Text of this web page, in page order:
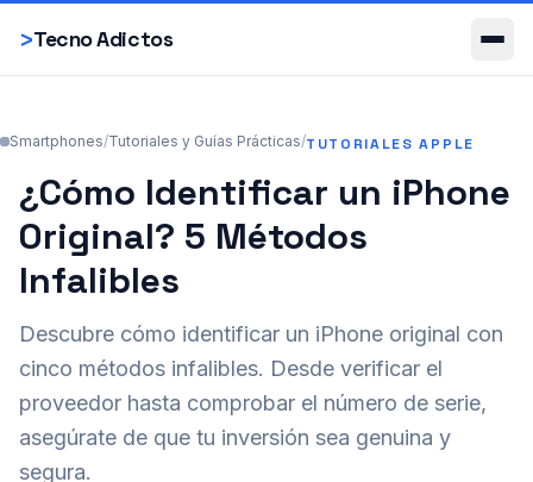
>Tecno Adictos
Smartphones
Smartphones/Tutoriales y Guías Prácticas/TUTORIALES APPLE
¿Cómo Identificar un iPhone
Original? 5 Métodos
Infalibles
Descubre cómo identificar un iPhone original con
cinco métodos infalibles. Desde verificar el
proveedor hasta comprobar el número de serie,
asegúrate de que tu inversión sea genuina y
segura.